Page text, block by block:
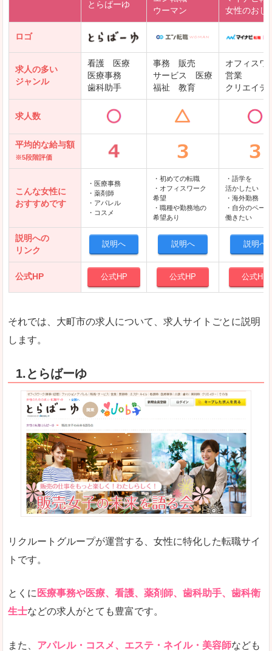
とらばーゆ
ウーマン
女性のおし
ロゴ
求人の多い
ジャンル
看護 医療
医療事務
歯科助手
事務 販売
サービス 医療
福祉 教育
オフィスワ
営業
クリエイテ
求人数
平均的な給与額
※5段階評価
こんな女性に
おすすめです
・医療事務
・薬剤師
・アパレル
・コスメ
・初めての転職
・オフィスワーク
希望
・職種や勤務地の
希望あり
・語学を
活かしたい
・海外勤務
・自分のペー
働きたい
説明への
リンク
説明へ 説明へ 説明へ
公式HP 公式HP 公式HP 公式HP
それでは、大町市の求人について、求人サイトごとに説明
します。
1.とらばーゆ
リクルートグループが運営する、女性に特化した転職サイ
トです。
とくに 医療事務や医療、看護、薬剤師、歯科助手、歯科衛
生士などの求人がとても豊富です。
また、 アパレル・コスメ、エステ・ネイル・美容師なども